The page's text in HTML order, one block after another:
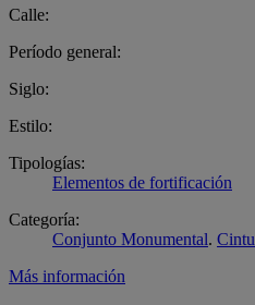
Calle:
Período general:
Siglo:
Estilo:
Tipologías:
Elementos de fortificación
Categoría:
Conjunto Monumental.
Más información